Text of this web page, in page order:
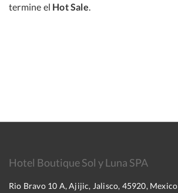
termine el Hot Sale
Hotel Boutique Sol y Luna SPA
Rio Bravo 10 A, Ajijic, Jalisco, 45920, Mexico